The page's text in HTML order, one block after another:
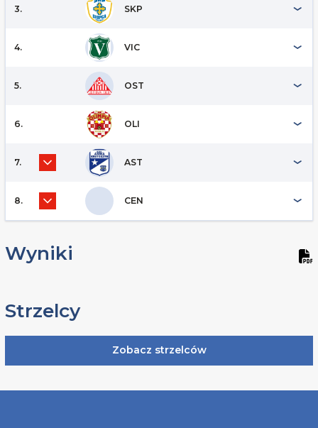
3. SKP
4. VIC
5. OST
6. OLI
7. AST
8. CEN
Wyniki
Strzelcy
Zobacz strzelców